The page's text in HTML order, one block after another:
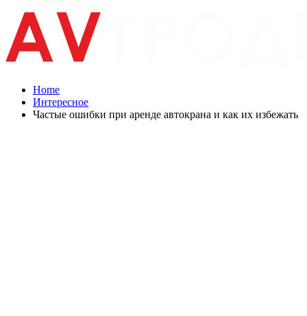
Home
Интересное
Частые ошибки при аренде автокрана и как их избежать